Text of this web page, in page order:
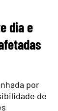
dia e
por
de